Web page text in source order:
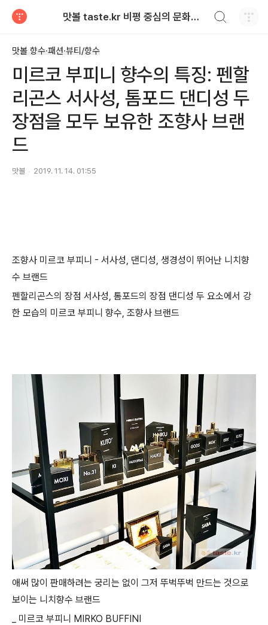
맛볼 taste.kr 비평 중심의 문화적 기호 · 맛 · 향기 리뷰
맛볼 향수·패션·뷰티/향수
미르코 부피니 향수의 특징: 펜할
리곤스 서사성, 톰포드 댄디성 두
장점을 모두 보유한 조향사 브랜
드
맛볼 2019. 11. 14. 01:55
조향사 미르코 부피니 - 서사성, 댄디성, 생경성이 뛰어난 니치향
수 브랜드
펜할리곤스의 장점 서사성, 톰포드의 장점 댄디성 두 요소에서 강
한 모습의 미르코 부피니 향수, 조향사 브랜드
애써 많이 판매하려는 궁리는 없이 그저 뚜벅뚜벅 만드는 것으로
보이는 니치향수 브랜드
_ 미르코 부피니 MIRKO BUFFINI